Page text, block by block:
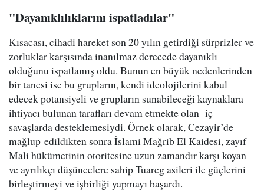
"Dayanıklılıklarını ispatladılar"
Kısacası, cihadi hareket son 20 yılın getirdiği sürprizler ve
zorluklar karşısında inanılmaz derecede dayanıklı
olduğunu ispatlamış oldu. Bunun en büyük nedenlerinden
bir tanesi ise bu grupların, kendi ideolojilerini kabul
edecek potansiyeli ve grupların sunabileceği kaynaklara
ihtiyacı bulunan tarafları devam etmekte olan iç
savaşlarda desteklemesiydi. Örnek olarak, Cezayir’de
mağlup edildikten sonra İslami Mağrib El Kaidesi, zayıf
Mali hükümetinin otoritesine uzun zamandır karşı koyan
ve ayrılıkçı düşüncelere sahip Tuareg asileri ile güçlerini
birleştirmeyi ve işbirliği yapmayı başardı.